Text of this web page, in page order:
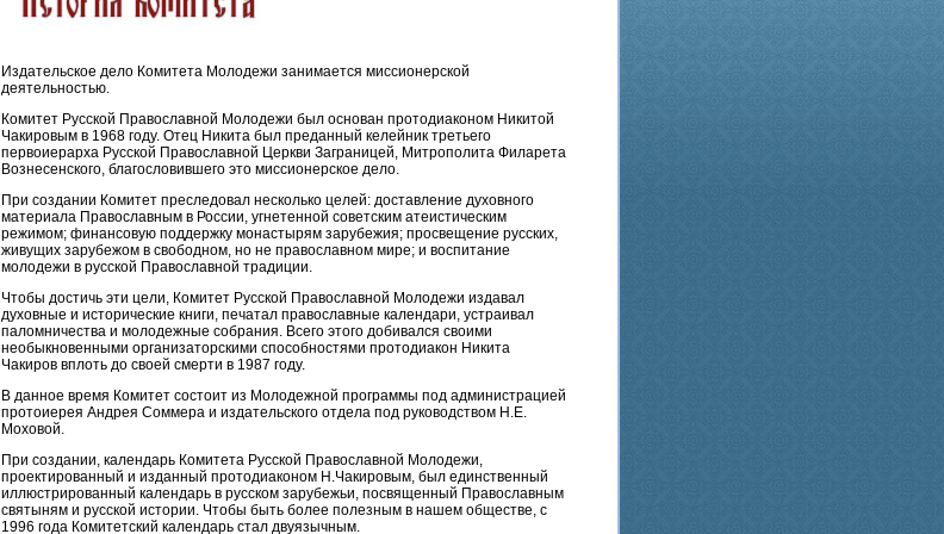
Издательское дело Комитета Молодежи занимается миссионерской
деятельностью.
Комитет Русской Православной Молодежи был основан протодиаконом Никитой
Чакировым в 1968 году. Отец Никита был преданный келейник третьего
первоиерарха Русской Православной Церкви Заграницей, Митрополита Филарета
Вознесенского, благословившего это миссионерское дело.
При создании Комитет преследовал несколько целей: доставление духовного
материала Православным в России, угнетенной советским атеистическим
режимом; финансовую поддержку монастырям зарубежия; просвещение русских,
живущих зарубежом в свободном, но не православном мире; и воспитание
молодежи в русской Православной традиции.
Чтобы достичь эти цели, Комитет Русской Православной Молодежи издавал
духовные и исторические книги, печатал православные календари, устраивал
паломничества и молодежные собрания. Всего этого добивался своими
необыкновенными организаторскими способностями протодиакон Никита
Чакиров вплоть до своей смерти в 1987 году.
В данное время Комитет состоит из Молодежной программы под администрацией
протоиерея Андрея Соммера и издательского отдела под руководством Н.Е.
Моховой.
При создании, календарь Комитета Русской Православной Молодежи,
проектированный и изданный протодиаконом Н.Чакировым, был единственный
иллюстрированный календарь в русском зарубежьи, посвященный Православным
святыням и русской истории. Чтобы быть более полезным в нашем обществе, с
1996 года Комитетский календарь стал двуязычным.